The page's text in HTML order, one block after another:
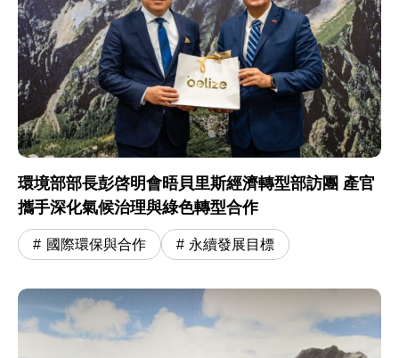
環境部部長彭啓明會晤貝里斯經濟轉型部訪團 產官
攜手深化氣候治理與綠色轉型合作
國際環保與合作 永續發展目標